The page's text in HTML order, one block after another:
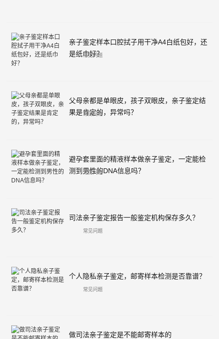
亲子鉴定样本口腔拭子用干净A4白纸包好，还
是纸巾好？
常见问题
父母亲都是单眼皮，孩子双眼皮，亲子鉴定结
果是肯定的，异常吗？
常见问题
避孕套里面的精液样本做亲子鉴定，一定能检
测到男性的DNA信息吗？
常见问题
司法亲子鉴定报告一般鉴定机构保存多久？
常见问题
个人隐私亲子鉴定，邮寄样本检测是否靠谱？
常见问题
做司法亲子鉴定是不能邮寄样本的